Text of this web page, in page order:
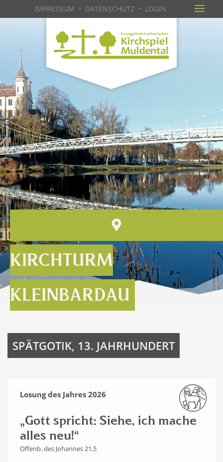
IMPRESSUM • DATENSCHUTZ • LOGIN
KIRCHTURM
KLEINBARDAU
SPÄTGOTIK, 13. JAHRHUNDERT
Losung des Jahres 2026
„Gott spricht: Siehe, ich mache
alles neu!“
Offenb. des Johannes 21,5